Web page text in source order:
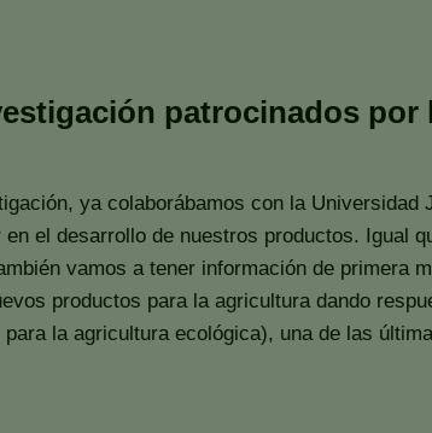
patrocinados por
ya colaborábamos con la
el desarrollo de nuestros productos. Igual
vamos a tener información de primera
productos para la agricultura dando
la agricultura ecológica), una de las